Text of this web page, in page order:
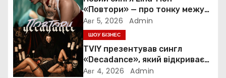
а
п
и
«Повтори» — про тонку межу
між коханням, залежністю та
нав’язливою прив’язаністю
Авг 5, 2026 Admin
ШОУ БІЗНЕС
TVIY презентував сингл
«Decadance», який відкриває
нову сторінку українського
Авг 4, 2026 Admin